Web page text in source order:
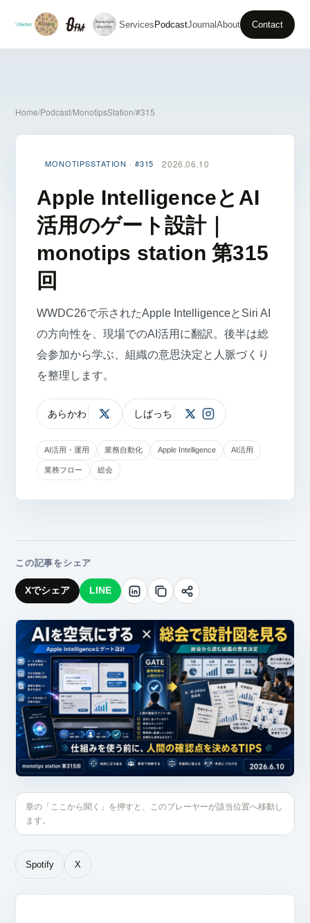
ServicesPodcastJournalAbout Contact
Home/Podcast/MonotipsStation/#315
MONOTIPSSTATION · #315 2026.06.10
Apple IntelligenceとAI
活用のゲート設計｜
monotips station 第315
回
WWDC26で示されたApple IntelligenceとSiri AI
の方向性を、現場でのAI活用に翻訳。後半は総
会参加から学ぶ、組織の意思決定と人脈づくり
を整理します。
あらかわ
X
しばっち
X Instagram
AI活用・運用 業務自動化 Apple Intelligence AI活用
業務フロー 総会
この記事をシェア
Xでシェア LINE
章の「ここから聞く」を押すと、このプレーヤーが該当位置へ移動し
ます。
Spotify X